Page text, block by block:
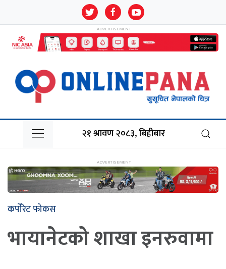
२१ श्रावण २०८३, बिहीबार
कर्पोरेट फोकस
भायानेटको शाखा इनरुवामा